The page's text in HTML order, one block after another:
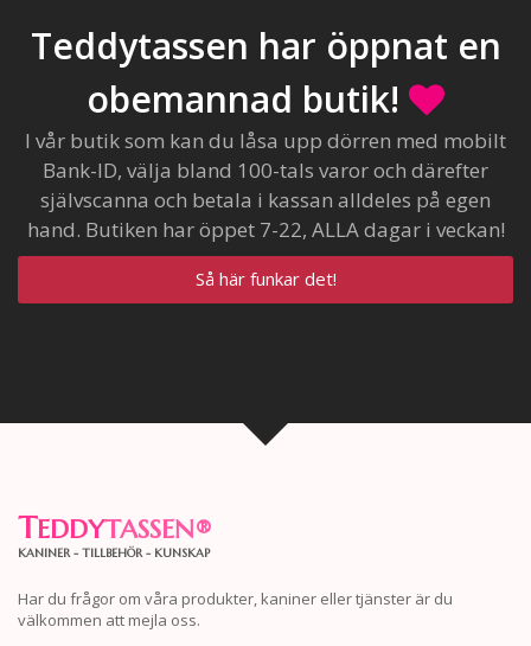
Teddytassen har öppnat en
obemannad butik!
I vår butik som kan du låsa upp dörren med mobilt
Bank-ID, välja bland 100-tals varor och därefter
självscanna och betala i kassan alldeles på egen
hand. Butiken har öppet 7-22, ALLA dagar i veckan!
Så här funkar det!
TEDDYTASSEN®
KANINER - TILLBEHÖR - KUNSKAP
Har du frågor om våra produkter, kaniner eller tjänster är du
välkommen att mejla oss.